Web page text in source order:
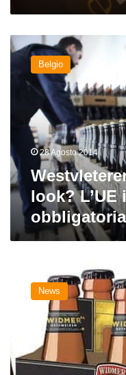
Westvleteren:
addio
vecchio
look?
impone
l’etichetta
obbligatoria
Belgio
28 Agosto 2014
look? L’UE
obbligatoria
dettagli
fanno
differenza:
la
nuova
News